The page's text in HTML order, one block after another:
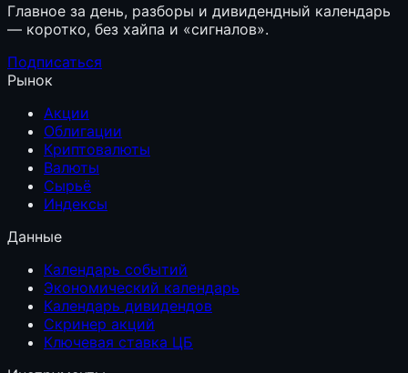
Главное за день, разборы и дивидендный календарь
— коротко, без хайпа и «сигналов».
Подписаться
Рынок
Акции
Облигации
Криптовалюты
Валюты
Сырьё
Индексы
Данные
Календарь событий
Экономический календарь
Календарь дивидендов
Скринер акций
Ключевая ставка ЦБ